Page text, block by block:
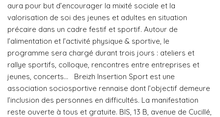
aura pour but d’encourager la mixité sociale et la
valorisation de soi des jeunes et adultes en situation
précaire dans un cadre festif et sportif. Autour de
l’alimentation et l’activité physique & sportive, le
programme sera chargé durant trois jours : ateliers et
rallye sportifs, colloque, rencontres entre entreprises et
jeunes, concerts… Breizh Insertion Sport est une
association sociosportive rennaise dont l’objectif demeure
l’inclusion des personnes en difficultés. La manifestation
reste ouverte à tous et gratuite. BIS, 13 B, avenue de Cucillé,